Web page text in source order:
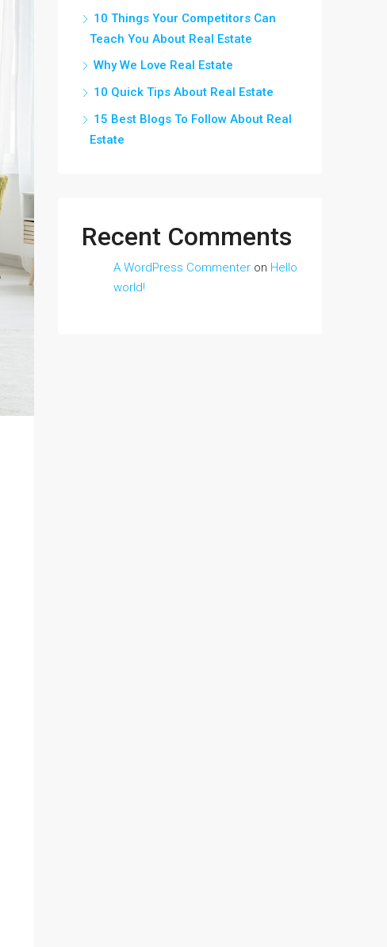
10 Things Your Competitors Can
Teach You About Real Estate
Why We Love Real Estate
10 Quick Tips About Real Estate
15 Best Blogs To Follow About Real
Estate
Recent Comments
A WordPress Commenter on Hello
world!